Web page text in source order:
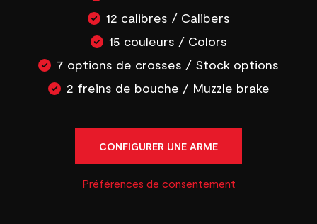
12 calibres / Calibers
15 couleurs / Colors
7 options de crosses / Stock options
2 freins de bouche / Muzzle brake
CONFIGURER UNE ARME
Préférences de consentement